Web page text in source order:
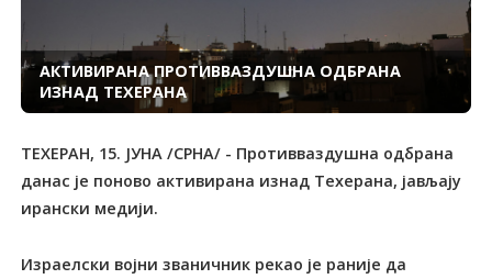
АКТИВИРАНА ПРОТИВВАЗДУШНА ОДБРАНА
ИЗНАД ТЕХЕРАНА
ТЕХЕРАН, 15. ЈУНА /СРНА/ - Противваздушна одбрана
данас је поново активирана изнад Техерана, јављају
ирански медији.
Израелски војни званичник рекао је раније да